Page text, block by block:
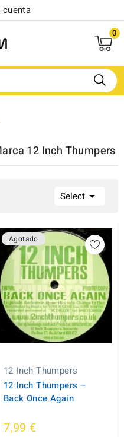
cuenta
0
12 Inch Thumpers
Select 
Agotado
12 Inch Thumpers
12 Inch Thumpers ‎–
Back Once Again
7,99 €